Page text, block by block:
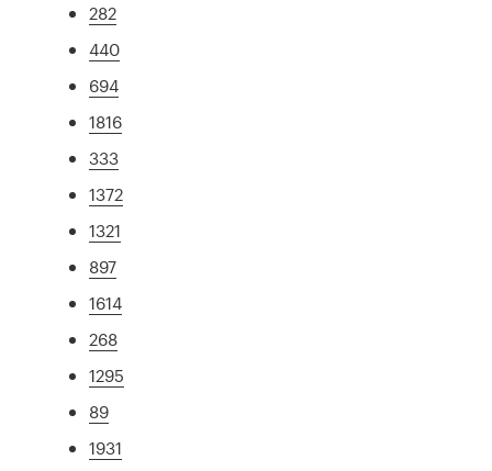
282
440
694
1816
333
1372
1321
897
1614
268
1295
89
1931